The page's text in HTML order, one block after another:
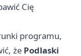
Cię
programu,
że Podlaski